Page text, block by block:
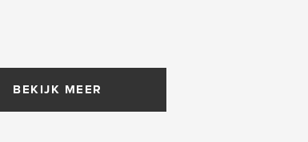
BEKIJK MEER